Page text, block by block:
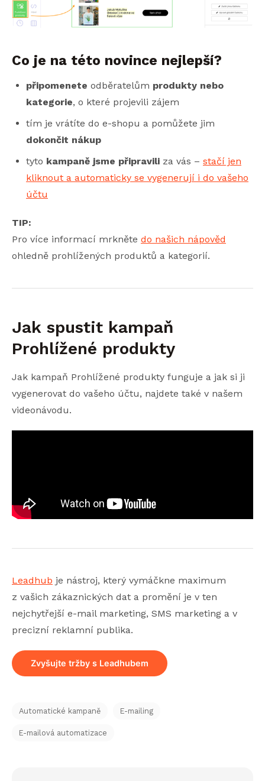
Co je na této novince nejlepší?
připomenete odběratelům produkty nebo
kategorie, o které projevili zájem
tím je vrátíte do e-shopu a pomůžete jim
dokončit nákup
tyto kampaně jsme připravili za vás – stačí jen
kliknout a automaticky se vygenerují i do vašeho
účtu
TIP:
Pro více informací mrkněte do našich nápověd
ohledně prohlížených produktů a kategorií.
Jak spustit kampaň
Prohlížené produkty
Jak kampaň Prohlížené produkty funguje a jak si ji
vygenerovat do vašeho účtu, najdete také v našem
videonávodu.
Leadhub je nástroj, který vymáčkne maximum
z vašich zákaznických dat a promění je v ten
nejchytřejší e-mail marketing, SMS marketing a v
precizní reklamní publika.
Zvyšujte tržby s Leadhubem
Automatické kampaně E-mailing
E-mailová automatizace